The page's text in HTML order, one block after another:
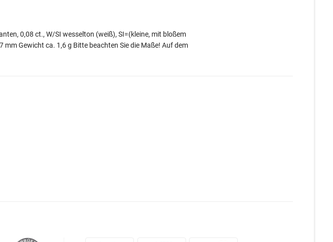
0,08 ct., W/SI wesselton (weiß), SI=(kleine, mit bloßem
Gewicht ca. 1,6 g Bitte beachten Sie die Maße! Auf dem